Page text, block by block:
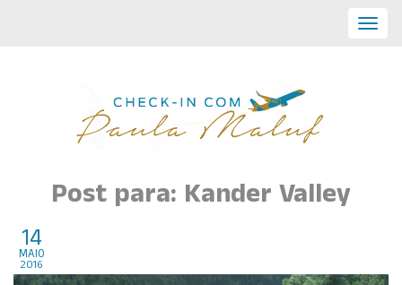
Post para: Kander Valley
14
maio
2016